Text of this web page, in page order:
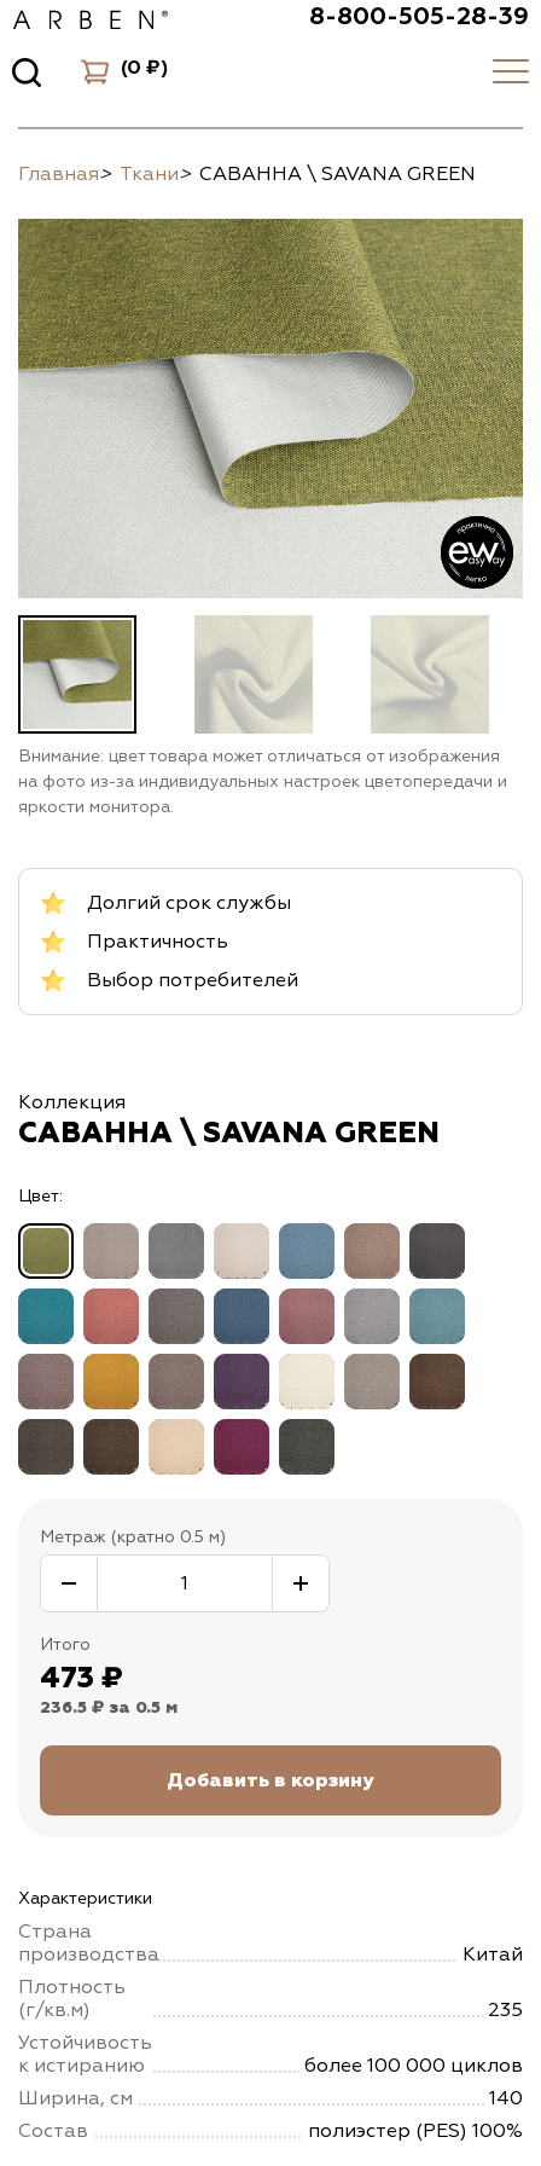
8-800-505-28-39
(0 ₽)
Главная> Ткани> САВАННА \ SAVANA GREEN
Внимание: цвет товара может отличаться от изображения
на фото из-за индивидуальных настроек цветопередачи и
яркости монитора.
Долгий срок службы
Практичность
Выбор потребителей
Коллекция
САВАННА \ SAVANA GREEN
Цвет:
Метраж (кратно 0.5 м)
Итого
473 ₽
236.5 ₽ за 0.5 м
Характеристики
Страна
производства
Китай
Плотность
(г/кв.м)
235
Устойчивость
к истиранию
более 100 000 циклов
Ширина, см
140
Состав
полиэстер (PES) 100%